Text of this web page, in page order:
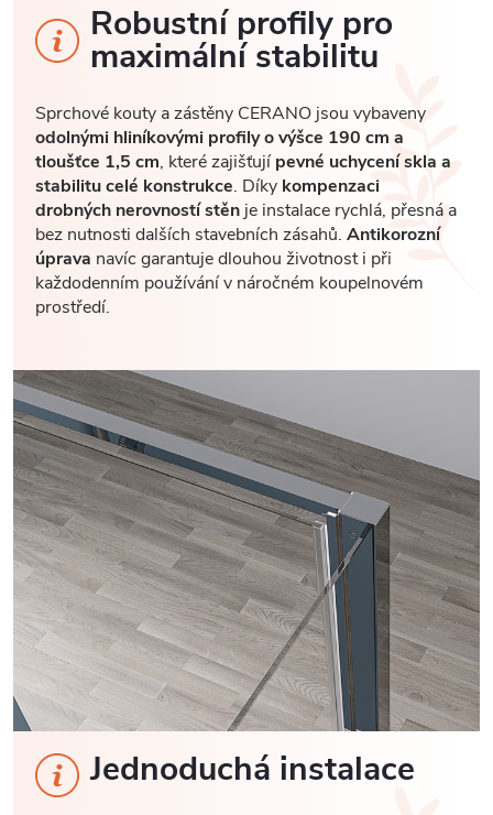
Robustní profily pro
maximální stabilitu
Sprchové kouty a zástěny CERANO jsou vybaveny
odolnými hliníkovými profily o výšce 190 cm a
tloušťce 1,5 cm, které zajišťujípevné uchycení skla a
stabilitu celé konstrukce. Díky kompenzaci
drobných nerovností stěn je instalace rychlá, přesná a
bez nutnosti dalších stavebních zásahů. Antikorozní
úprava navíc garantuje dlouhou životnost i při
každodenním používání v náročném koupelnovém
prostředí.
Jednoduchá instalace